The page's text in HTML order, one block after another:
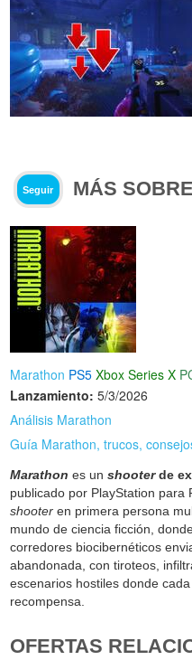
Seguir MÁS
Marathon PS5 Xbox Series X
Lanzamiento: 5/3/2026
Análisis Marathon
Guía Marathon, trucos,
Marathon es unshooterde
publicado por PlayStation para
shooter en primera persona
mundo de ciencia ficción,
corredores biocibernéticos
abandonada, con tiroteos,
escenarios hostiles donde
recompensa.
OFERTAS